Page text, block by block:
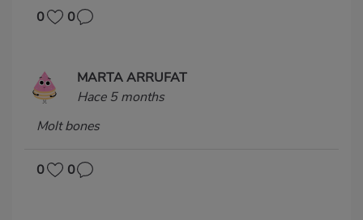
0 0
MARTA ARRUFAT
Hace 5 months
Molt bones
0 0